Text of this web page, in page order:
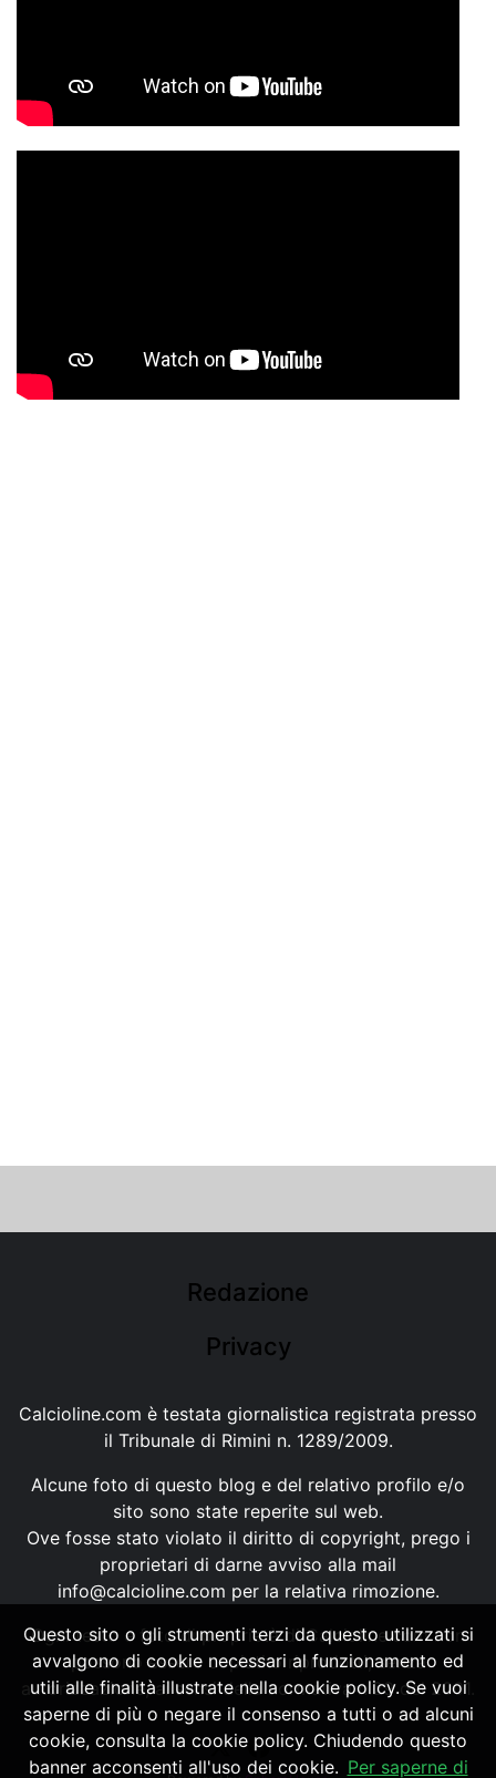
Redazione
Privacy
Calcioline.com è testata giornalistica registrata presso
il Tribunale di Rimini n. 1289/2009.
Alcune foto di questo blog e del relativo profilo e/o
sito sono state reperite sul web.
Ove fosse stato violato il diritto di copyright, prego i
proprietari di darne avviso alla mail
info@calcioline.com per la relativa rimozione.
Ogni testo e foto di proprietà di Calcioline.com non
possono essere copiati o riprodotti, senza
autorizzazione, ai sensi della normativa n.29 del 2001.
Questo sito o gli strumenti terzi da questo utilizzati si
avvalgono di cookie necessari al funzionamento ed
utili alle finalità illustrate nella cookie policy. Se vuoi
saperne di più o negare il consenso a tutti o ad alcuni
cookie, consulta la cookie policy. Chiudendo questo
banner acconsenti all'uso dei cookie. Per saperne di